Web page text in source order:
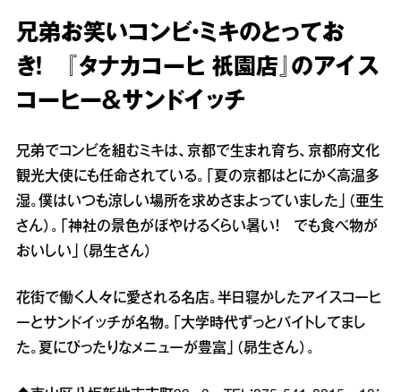
兄弟お笑いコンビ・ミキのとってお
き！ 『タナカコーヒ 祇園店』のアイス
コーヒー＆サンドイッチ
兄弟でコンビを組むミキは、京都で生まれ育ち、京都府文化
観光大使にも任命されている。「夏の京都はとにかく高温多
湿。僕はいつも涼しい場所を求めさまよっていました」（亜生
さん）。「神社の景色がぼやけるくらい暑い！ でも食べ物が
おいしい」（昴生さん）
花街で働く人々に愛される名店。半日寝かしたアイスコーヒ
ーとサンドイッチが名物。「大学時代ずっとバイトしてまし
た。夏にぴったりなメニューが豊富」（昴生さん）。